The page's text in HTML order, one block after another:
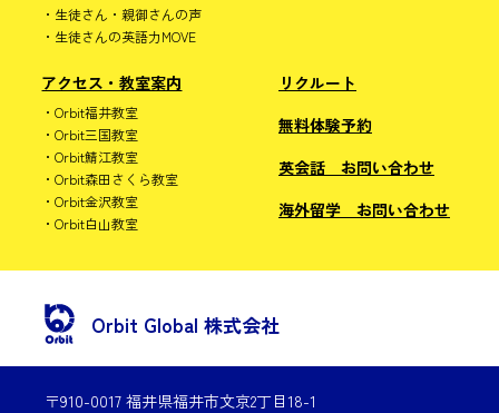
生徒さん・親御さんの声
生徒さんの英語力MOVE
アクセス・教室案内
Orbit福井教室
Orbit三国教室
Orbit鯖江教室
Orbit森田さくら教室
Orbit金沢教室
Orbit白山教室
リクルート
無料体験予約
英会話 お問い合わせ
海外留学 お問い合わせ
Orbit Global 株式会社
〒910-0017 福井県福井市文京2丁目18-1